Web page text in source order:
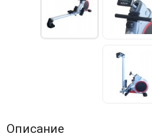
Описание